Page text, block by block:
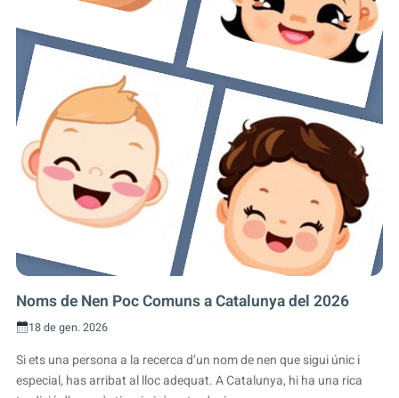
Noms de Nen Poc Comuns a Catalunya del 2026
18 de gen. 2026
Si ets una persona a la recerca d’un nom de nen que sigui únic i
especial, has arribat al lloc adequat. A Catalunya, hi ha una rica